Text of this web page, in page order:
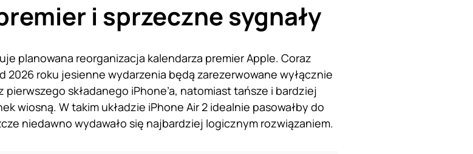
i sprzeczne sygnały
planowana reorganizacja kalendarza premier Apple. Coraz
2026 roku jesienne wydarzenia będą zarezerwowane wyłącznie
składanego iPhone’a, natomiast tańsze i bardziej
wiosną. W takim układzie iPhone Air 2 idealnie pasowałby do
niedawno wydawało się najbardziej logicznym rozwiązaniem.